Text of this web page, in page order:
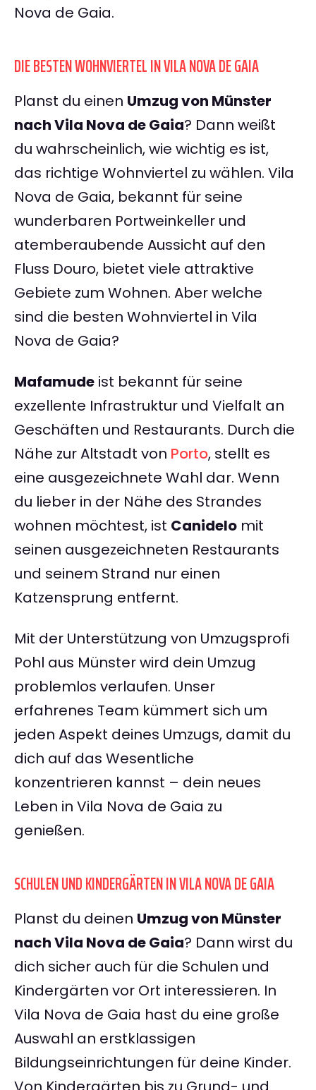
Nova de Gaia.
DIE BESTEN WOHNVIERTEL IN VILA NOVA DE GAIA
Planst du einen Umzug von Münster
nach Vila Nova de Gaia? Dann weißt
du wahrscheinlich, wie wichtig es ist,
das richtige Wohnviertel zu wählen. Vila
Nova de Gaia, bekannt für seine
wunderbaren Portweinkeller und
atemberaubende Aussicht auf den
Fluss Douro, bietet viele attraktive
Gebiete zum Wohnen. Aber welche
sind die besten Wohnviertel in Vila
Nova de Gaia?
Mafamude ist bekannt für seine
exzellente Infrastruktur und Vielfalt an
Geschäften und Restaurants. Durch die
Nähe zur Altstadt von Porto, stellt es
eine ausgezeichnete Wahl dar. Wenn
du lieber in der Nähe des Strandes
wohnen möchtest, ist Canidelo mit
seinen ausgezeichneten Restaurants
und seinem Strand nur einen
Katzensprung entfernt.
Mit der Unterstützung von Umzugsprofi
Pohl aus Münster wird dein Umzug
problemlos verlaufen. Unser
erfahrenes Team kümmert sich um
jeden Aspekt deines Umzugs, damit du
dich auf das Wesentliche
konzentrieren kannst – dein neues
Leben in Vila Nova de Gaia zu
genießen.
SCHULEN UND KINDERGÄRTEN IN VILA NOVA DE GAIA
Planst du deinen Umzug von Münster
nach Vila Nova de Gaia? Dann wirst du
dich sicher auch für die Schulen und
Kindergärten vor Ort interessieren. In
Vila Nova de Gaia hast du eine große
Auswahl an erstklassigen
Bildungseinrichtungen für deine Kinder.